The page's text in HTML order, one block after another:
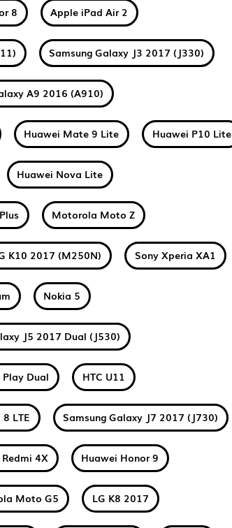
8 Apple iPad Air 2
Samsung Galaxy J3 2017 (J330)
A9 2016 (A910)
Huawei Mate 9 Lite Huawei P10 Lite
Huawei Nova Lite
Motorola Moto Z
K10 2017 (M250N) Sony Xperia XA1
Nokia 5
J5 2017 Dual (J530)
Play Dual HTC U11
LTE Samsung Galaxy J7 2017 (J730)
4X Huawei Honor 9
Moto G5 LG K8 2017